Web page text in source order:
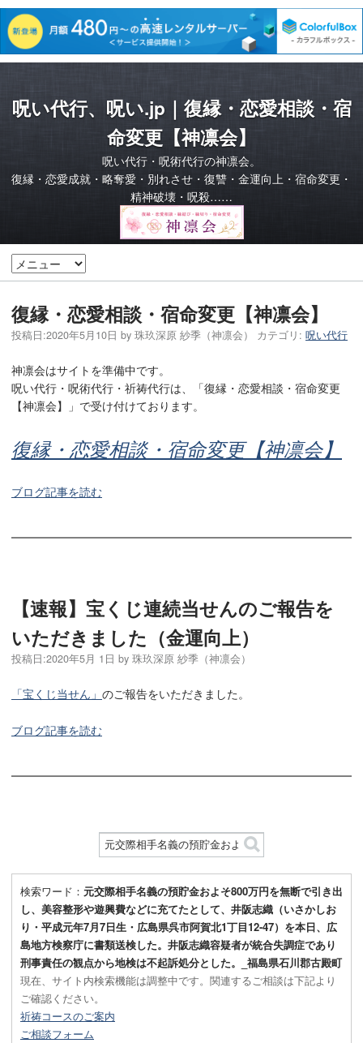
呪い代行、呪い.jp｜復縁・恋愛相談・宿
命変更【神凛会】
呪い代行・呪術代行の神凛会。
復縁・恋愛成就・略奪愛・別れさせ・復讐・金運向上・宿命変更・
精神破壊・呪殺……
復縁・恋愛相談・宿命変更【神凛会】
投稿日:2020年5月10日 by 珠玖深原 紗季（神凛会） カテゴリ: 呪い代行
神凛会はサイトを準備中です。
呪い代行・呪術代行・祈祷代行は、「復縁・恋愛相談・宿命変更
【神凛会】」で受け付けております。
復縁・恋愛相談・宿命変更【神凛会】
ブログ記事を読む
【速報】宝くじ連続当せんのご報告を
いただきました（金運向上）
投稿日:2020年5月 1日 by 珠玖深原 紗季（神凛会）
「宝くじ当せん」 のご報告をいただきました。
ブログ記事を読む
検索ワード： 元交際相手名義の預貯金およそ800万円を無断で引き出
し、美容整形や遊興費などに充てたとして、井阪志織（いさかしお
り・平成元年7月7日生・広島県呉市阿賀北1丁目12-47）を本日、広
島地方検察庁に書類送検した。井阪志織容疑者が統合失調症であり
刑事責任の観点から地検は不起訴処分とした。_福島県石川郡古殿町
現在、サイト内検索機能は調整中です。関連するご相談は下記より
ご確認ください。
祈祷コースのご案内
ご相談フォーム